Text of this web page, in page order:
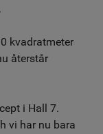
kvadratmeter
återstår
i Hall 7.
vi har nu bara